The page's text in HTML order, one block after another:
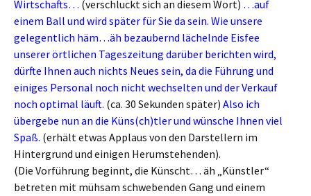
Wirtschafts… (verschluckt sich an diesem Wort) …auf
einem Ball und wird später für Sie da sein. Wie unsere
gelegentlich häm…äh bezaubernd lächelnde Eisfee
unserer örtlichen Tageszeitung darüber berichten wird,
dürfte Ihnen auch nichts Neues sein, da die Führung und
einiges Personal noch nicht wechselten und der Verkauf
noch optimal läuft. (ca. 30 Sekunden später) Also ich
übergebe nun an die Küns(ch)tler und wünsche Ihnen viel
Spaß. (erhält etwas Applaus von den Darstellern im
Hintergrund und einigen Herumstehenden).
(Die Vorführung beginnt, die Künscht… äh „Künstler“
betreten mit mühsam schwebenden Gang und einem